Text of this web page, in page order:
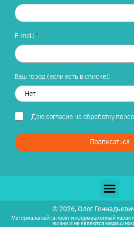
E-mail:
Ваш город (если есть в списке):
Даю согласие на обработку
Подписаться
© 2026, Олег
Материалы сайта носят информационный
жизни и не являются